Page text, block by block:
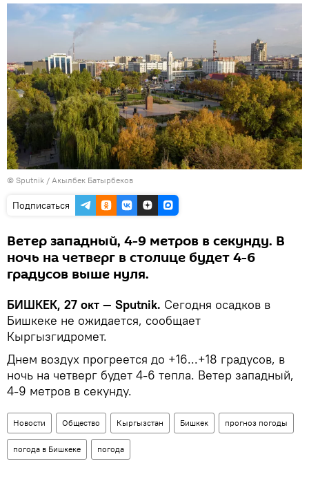
© Sputnik / Акылбек Батырбеков
Подписаться
Ветер западный, 4-9 метров в секунду. В
ночь на четверг в столице будет 4-6
градусов выше нуля.
БИШКЕК, 27 окт — Sputnik. Сегодня осадков в
Бишкеке не ожидается, сообщает
Кыргызгидромет.
Днем воздух прогреется до +16...+18 градусов, в
ночь на четверг будет 4-6 тепла. Ветер западный,
4-9 метров в секунду.
Новости Общество Кыргызстан Бишкек прогноз погоды
погода в Бишкеке погода